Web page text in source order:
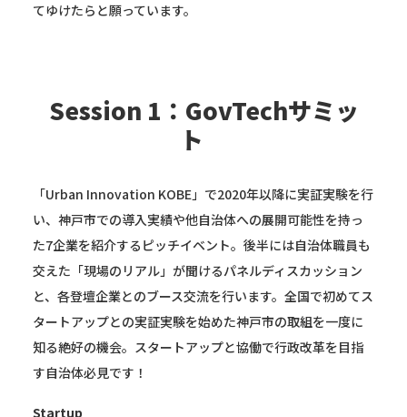
てゆけたらと願っています。
Session 1：GovTechサミッ
ト
「Urban Innovation KOBE」で2020年以降に実証実験を行
い、神戸市での導入実績や他自治体への展開可能性を持っ
た7企業を紹介するピッチイベント。後半には自治体職員も
交えた「現場のリアル」が聞けるパネルディスカッション
と、各登壇企業とのブース交流を行います。全国で初めてス
タートアップとの実証実験を始めた神戸市の取組を一度に
知る絶好の機会。スタートアップと協働で行政改革を目指
す自治体必見です！
Startup